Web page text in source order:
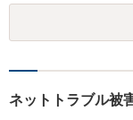
ネットトラブル被